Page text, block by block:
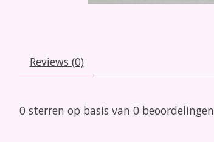
Reviews (0)
0 sterren op basis van 0 beoordelingen